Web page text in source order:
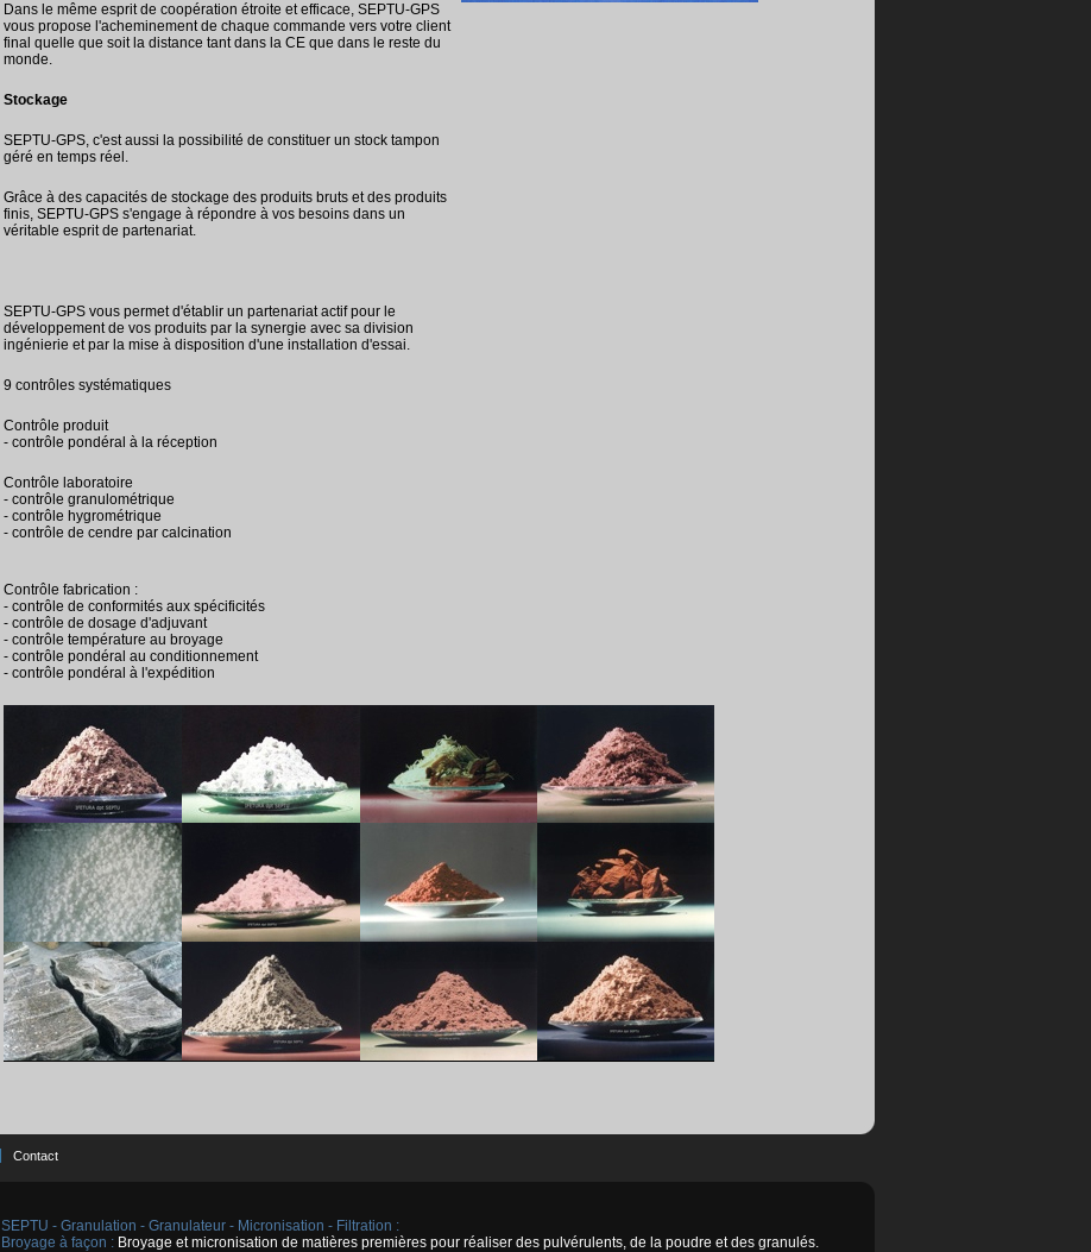
Dans le même esprit de coopération étroite et efficace, SEPTU-GPS
vous propose l'acheminement de chaque commande vers votre client
final quelle que soit la distance tant dans la CE que dans le reste du
monde.
Stockage
SEPTU-GPS, c'est aussi la possibilité de constituer un stock tampon
géré en temps réel.
Grâce à des capacités de stockage des produits bruts et des produits
finis, SEPTU-GPS s'engage à répondre à vos besoins dans un
véritable esprit de partenariat.
SEPTU-GPS vous permet d'établir un partenariat actif pour le
développement de vos produits par la synergie avec sa division
ingénierie et par la mise à disposition d'une installation d'essai.
9 contrôles systématiques
Contrôle produit
- contrôle pondéral à la réception
Contrôle laboratoire
- contrôle granulométrique
- contrôle hygrométrique
- contrôle de cendre par calcination
Contrôle fabrication :
- contrôle de conformités aux spécificités
- contrôle de dosage d'adjuvant
- contrôle température au broyage
- contrôle pondéral au conditionnement
- contrôle pondéral à l'expédition
Contact
SEPTU - Granulation - Granulateur - Micronisation - Filtration :
Broyage à façon : Broyage et micronisation de matières premières pour réaliser des pulvérulents, de la poudre et des granulés.